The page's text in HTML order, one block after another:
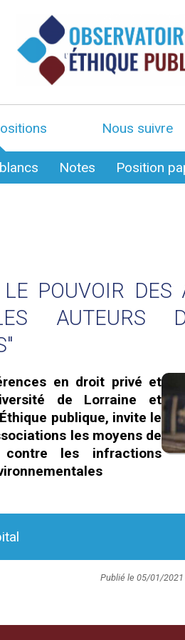
Nous suivre
Notes Position
POUVOIR DES
AUTEURS
en droit privé et
de Lorraine et
publique, invite le
les moyens de
contre les infractions
Publié le 05/01/